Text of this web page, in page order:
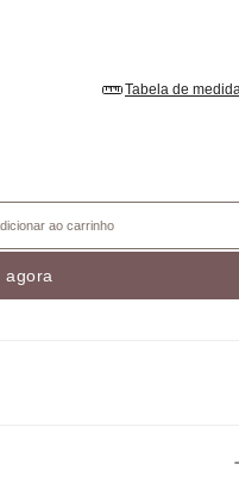
Tabela de
ao carrinho
agora